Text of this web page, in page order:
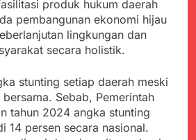
Desa Sukakersa
Korban Tenggelam di
Perairan Giligenting
Ditemukan, Polisi
Pastikan Penanganan
Prosedur
Agustus 3, 2026
Sambut Kedatangan
Korban Evakuasi KM
Mutiara Sentosa 2 di
Pelabuhan Kalianget
Agustus 3, 2026
Bukti Transfer dan Janji
Bertemu di Jalan
Disorot, Dugaan
produk hukum daerah
pembangunan ekonomi hijau
lingkungan dan
secara holistik.
stunting setiap daerah meski
Sebab, Pemerintah
tahun 2024 angka stunting
14 persen secara nasional.